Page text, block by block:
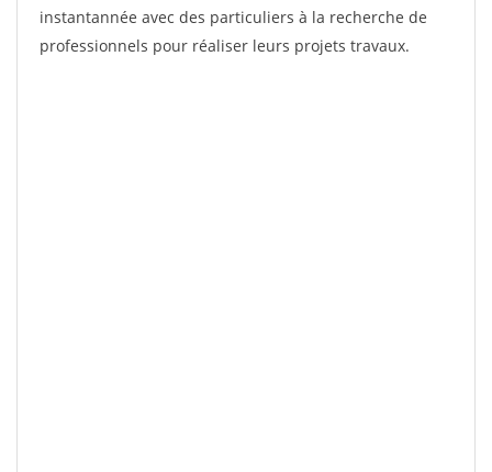
instantannée avec des particuliers à la recherche de
professionnels pour réaliser leurs projets travaux.